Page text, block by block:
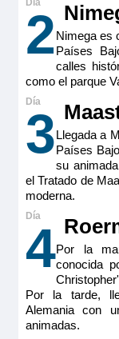
Camarote
(cubierta Ruby)
perfectamente
incluido,
pelo, caja
15m2
2
Camarote
(cubierta
perfectamente
incluido,
pelo, caja
2
2
2Nimega es
Países
calles
como el parque
3Llegada a
Países
su
el Tratado de
moderna.
4Por la
conocida
Por la tarde,
Alemania con
animadas.